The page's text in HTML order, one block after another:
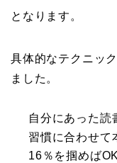
となります。
具体的なテクニッ
ました。
自分にあった読
習慣に合わせて
16％を掴めばOK